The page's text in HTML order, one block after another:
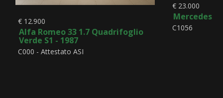
€ 12.900
Alfa Romeo 33 1.7 Quadrifoglio
Verde S1 - 1987
C000 - Attestato ASI
€ 23.000
Mercedes-
C1056